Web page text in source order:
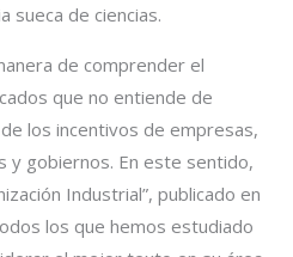
sueca de ciencias.
de comprender el
que no entiende de
los incentivos de empresas,
y gobiernos. En este sentido,
Industrial”, publicado en
los que hemos estudiado